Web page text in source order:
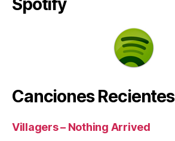
Spotify
Canciones Recientes
Villagers – Nothing Arrived